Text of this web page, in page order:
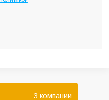
3 компании